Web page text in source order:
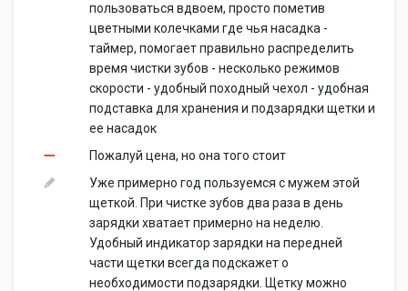
пользоваться вдвоем, просто пометив
цветными колечками где чья насадка -
таймер, помогает правильно распределить
время чистки зубов - несколько режимов
скорости - удобный походный чехол - удобная
подставка для хранения и подзарядки щетки и
ее насадок
Пожалуй цена, но она того стоит
Уже примерно год пользуемся с мужем этой
щеткой. При чистке зубов два раза в день
зарядки хватает примерно на неделю.
Удобный индикатор зарядки на передней
части щетки всегда подскажет о
необходимости подзарядки. Щетку можно